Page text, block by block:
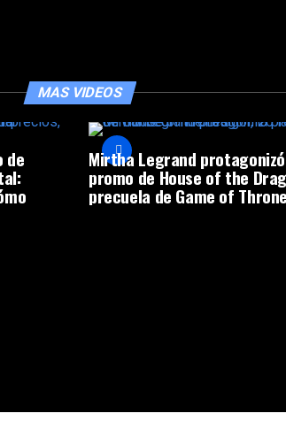
MAS VIDEOS
de Mirtha Legrand
promo de House of the
precuela de Game of